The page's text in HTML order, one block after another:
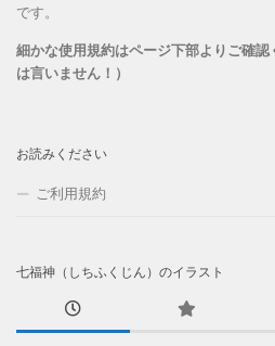
です。
細かな使用規約はページ下部よりご確
は言いません！）
お読みください
ご利用規約
七福神（しちふくじん）のイラスト